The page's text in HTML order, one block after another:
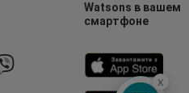
Watsons в вашем
смартфоне
x